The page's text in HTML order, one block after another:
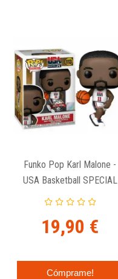
Funko Pop Karl Malone -
USA Basketball SPECIAL
EDITION 113
19,90 €
Cómprame!